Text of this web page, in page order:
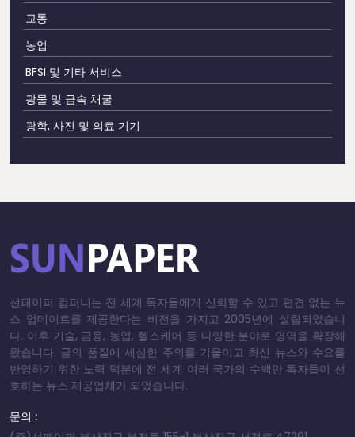
교통
농업
BFSI 및 기타 서비스
광물 및 금속 채굴
광학, 사진 및 의료 기기
선페이퍼 컴퍼니는 전 세계 독자들에게 신뢰할 수 있고 편견 없는 뉴
스 업데이트를 제공한다는 비전을 가지고 2005년에 설립되었습니
다. 이후 기술, 금융, 농업, 헬스케어 등 다양한 분야로 영역을 확장해
왔습니다. 글의 품질에 세심한 주의를 기울이고 최신 뉴스와 수요를
반영하기 위한 노력 덕분에 전 세계 여러 국가의 수백만 독자들이 선
호하는 뉴스 제공업체가 되었습니다.
문의 :